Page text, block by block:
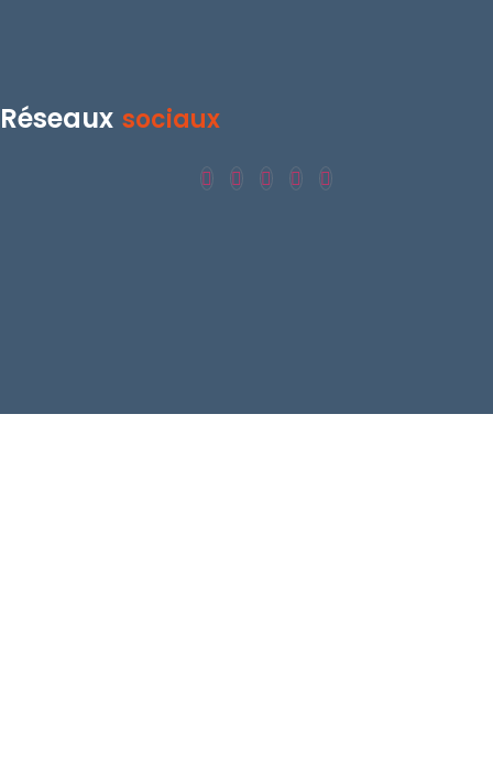
Réseaux sociaux